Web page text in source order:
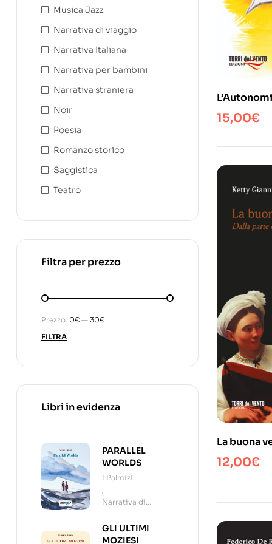
15,00€
La buona
Caravaggio
12,00€
Musica Jazz
Narrativa di viaggio
Narrativa Italiana
Narrativa per bambini
Narrativa straniera
Noir
Poesia
Romanzo storico
Saggistica
Teatro
Filtra per prezzo
FILTRA
Prezzo: 0€ — 30€
Libri in evidenza
PARALLEL
WORLDS
I Palmizi
,
Narrativa di
GLI ULTIMI
MOZIESI